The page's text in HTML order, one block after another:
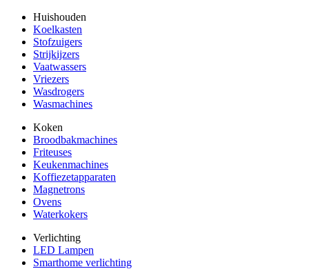
Huishouden
Koelkasten
Stofzuigers
Strijkijzers
Vaatwassers
Vriezers
Wasdrogers
Wasmachines
Koken
Broodbakmachines
Friteuses
Keukenmachines
Koffiezetapparaten
Magnetrons
Ovens
Waterkokers
Verlichting
LED Lampen
Smarthome verlichting